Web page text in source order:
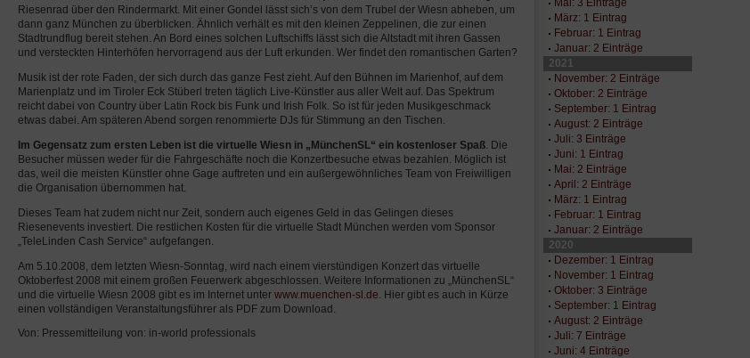
März: 1 Eintrag
Februar: 1 Eintrag
Januar: 2 Einträge
2021
November: 2 Einträge
Oktober: 2 Einträge
September: 1 Eintrag
August: 2 Einträge
Juli: 3 Einträge
Juni: 1 Eintrag
Mai: 2 Einträge
April: 2 Einträge
März: 1 Eintrag
Februar: 1 Eintrag
Januar: 2 Einträge
2020
Dezember: 1 Eintrag
November: 1 Eintrag
Oktober: 3 Einträge
September: 1 Eintrag
August: 2 Einträge
Juli: 7 Einträge
Juni: 4 Einträge
Riesenrad über den Rindermarkt. Mit einer Gondel lässt sich’s von dem Trubel der Wiesn abheben, um
dann ganz München zu überblicken. Ähnlich verhält es mit den kleinen Zeppelinen, die zur einen
Stadtrundflug bereit stehen. An Bord eines solchen Luftschiffs lässt sich die Altstadt mit ihren Gassen
und versteckten Hinterhöfen hervorragend aus der Luft erkunden. Wer findet den romantischen Garten?
Musik ist der rote Faden, der sich durch das ganze Fest zieht. Auf den Bühnen im Marienhof, auf dem
Marienplatz und im Tiroler Eck Stüberl treten täglich Live-Künstler aus aller Welt auf. Das Spektrum
reicht dabei von Country über Latin Rock bis Funk und Irish Folk. So ist für jeden Musikgeschmack
etwas dabei. Am späteren Abend sorgen renommierte DJs für Stimmung an den Tischen.
Im Gegensatz zum ersten Leben ist die virtuelle Wiesn in „MünchenSL“ ein kostenloser Spaß. Die
Besucher müssen weder für die Fahrgeschäfte noch die Konzertbesuche etwas bezahlen. Möglich ist
das, weil die meisten Künstler ohne Gage auftreten und ein außergewöhnliches Team von Freiwilligen
die Organisation übernommen hat.
Dieses Team hat zudem nicht nur Zeit, sondern auch eigenes Geld in das Gelingen dieses
Riesenevents investiert. Die restlichen Kosten für die virtuelle Stadt München werden vom Sponsor
„TeleLinden Cash Service“ aufgefangen.
Am 5.10.2008, dem letzten Wiesn-Sonntag, wird nach einem vierstündigen Konzert das virtuelle
Oktoberfest 2008 mit einem großen Feuerwerk abgeschlossen. Weitere Informationen zu „MünchenSL“
und die virtuelle Wiesn 2008 gibt es im Internet unter www.muenchen-sl.de. Hier gibt es auch in Kürze
einen vollständigen Veranstaltungsführer als PDF zum Download.
Von: Pressemitteilung von: in-world professionals